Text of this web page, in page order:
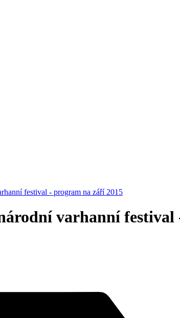
festival - program na září 2015
varhanní festival